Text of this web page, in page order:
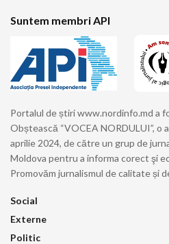
Suntem membri API
Portalul de știri www.nordinfo.md a
Obștească “VOCEA NORDULUI”, o
aprilie 2024, de către un grup de
Moldova pentru a informa corect şi
Promovăm jurnalismul de calitate și
Social
Externe
Politic